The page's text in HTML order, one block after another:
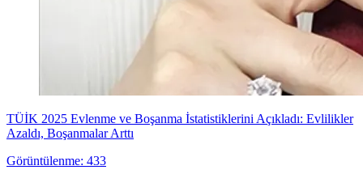
TÜİK 2025 Evlenme ve Boşanma İstatistiklerini Açıkladı: Evlilikler
Azaldı, Boşanmalar Arttı
Görüntülenme: 433